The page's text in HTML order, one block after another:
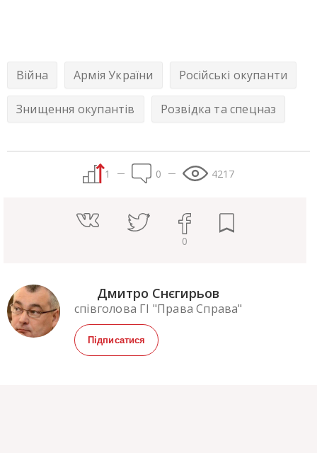
Війна Армія України Російські окупанти
Знищення окупантів Розвідка та спецназ
1 0 4217
0
Дмитро Снєгирьов
співголова ГІ "Права Справа"
Підписатися